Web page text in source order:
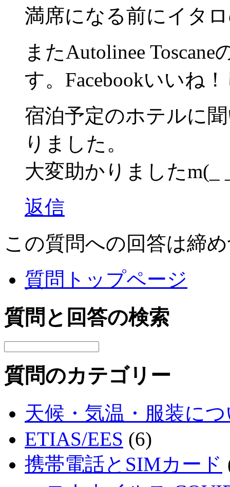
満席になる前にイタ
またAutolinee
す。Facebookいいね
宿泊予定のホテルに
りました。
大変助かりましたm(_
返信
この質問への回答は締
質問トップページ
質問と回答の検索
質問のカテゴリー
天候・気温・服装に
ETIAS/EES (6)
携帯電話とSIMカード